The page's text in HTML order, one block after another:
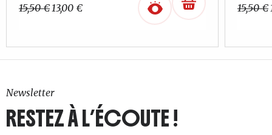
15,50€ Le
était :
13,00 €Le
est :
15,50€
Newsletter
RESTEZ À L’ÉCOUTE !